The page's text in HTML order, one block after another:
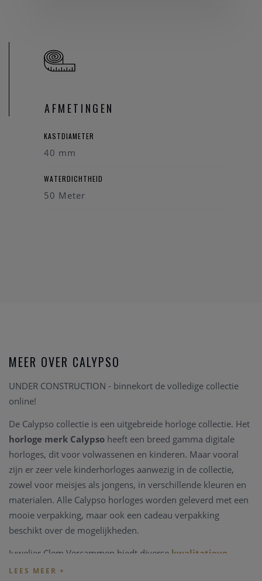
AFMETINGEN
KASTDIAMETER
40 mm
WATERDICHTHEID
50 Meter
MEER OVER CALYPSO
UNDER CONSTRUCTION - binnekort de volledige collectie
online!
De Calypso collectie is een uitgebreide horloge collectie. Het
horloge merk Calypso heeft een breed gamma digitale
horloges, dit voor volwassenen en kinderen. Maar vooral
zijn er zeer vele kinderhorloges aanwezig in de collectie,
zowel voor meisjes als jongens, in verschillende kleuren en
materialen. Alle Calypso horloges worden geleverd met een
mooie verpakking, maar ook een cadeau verpakking
beschikt over de mogelijkheden.
Juwelier Clem Vercammen biedt diverse kwalitatieve
horloge merken